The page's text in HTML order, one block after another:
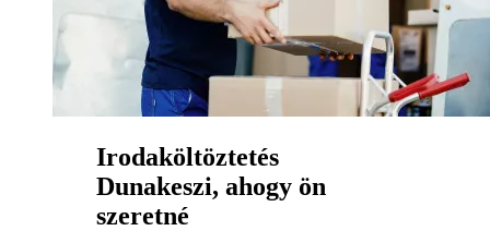
Irodaköltöztetés
Dunakeszi, ahogy ön
szeretné